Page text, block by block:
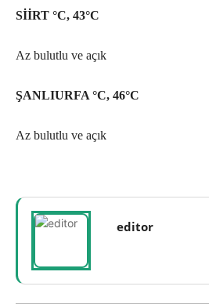
SİİRT °C, 43°C
Az bulutlu ve açık
ŞANLIURFA °C, 46°C
Az bulutlu ve açık
editor